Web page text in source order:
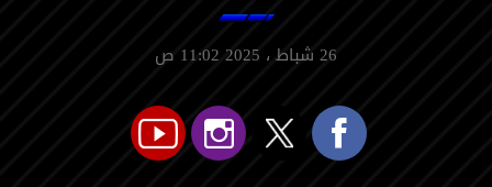
26 شباط ، 2025 11:02 ص